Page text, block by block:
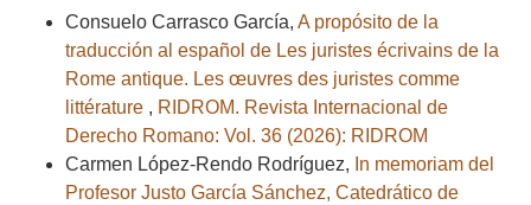
Consuelo Carrasco García, A propósito de la
traducción al español de Les juristes écrivains de la
Rome antique. Les œuvres des juristes comme
littérature , RIDROM. Revista Internacional de
Derecho Romano: Vol. 36 (2026): RIDROM
Carmen López-Rendo Rodríguez, In memoriam del
Profesor Justo García Sánchez, Catedrático de